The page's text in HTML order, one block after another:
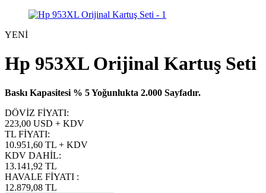
YENİ
Hp 953XL Orijinal Kartuş Seti
Baskı Kapasitesi % 5 Yoğunlukta 2.000 Sayfadır.
DÖVİZ FİYATI:
223,00 USD + KDV
TL FİYATI:
10.951,60 TL + KDV
KDV DAHİL:
13.141,92 TL
HAVALE FİYATI :
12.879,08 TL